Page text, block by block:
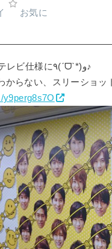
お気に
新宿が24時間テレビ仕様に٩(ˊᗜˋ*)و♪
からない、スリーショ
y9perg8s7O